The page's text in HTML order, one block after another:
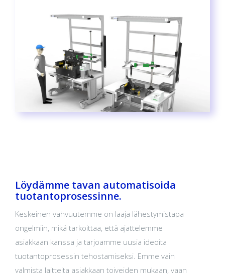
Löydämme tavan automatisoida
tuotantoprosessinne.
Keskeinen vahvuutemme on laaja lähestymistapa
ongelmiin, mikä tarkoittaa, että ajattelemme
asiakkaan kanssa ja tarjoamme uusia ideoita
tuotantoprosessin tehostamiseksi. Emme vain
valmista laitteita asiakkaan toiveiden mukaan, vaan